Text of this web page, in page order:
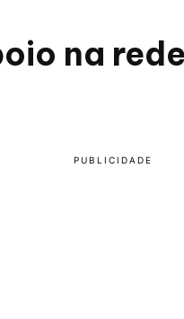
na rede